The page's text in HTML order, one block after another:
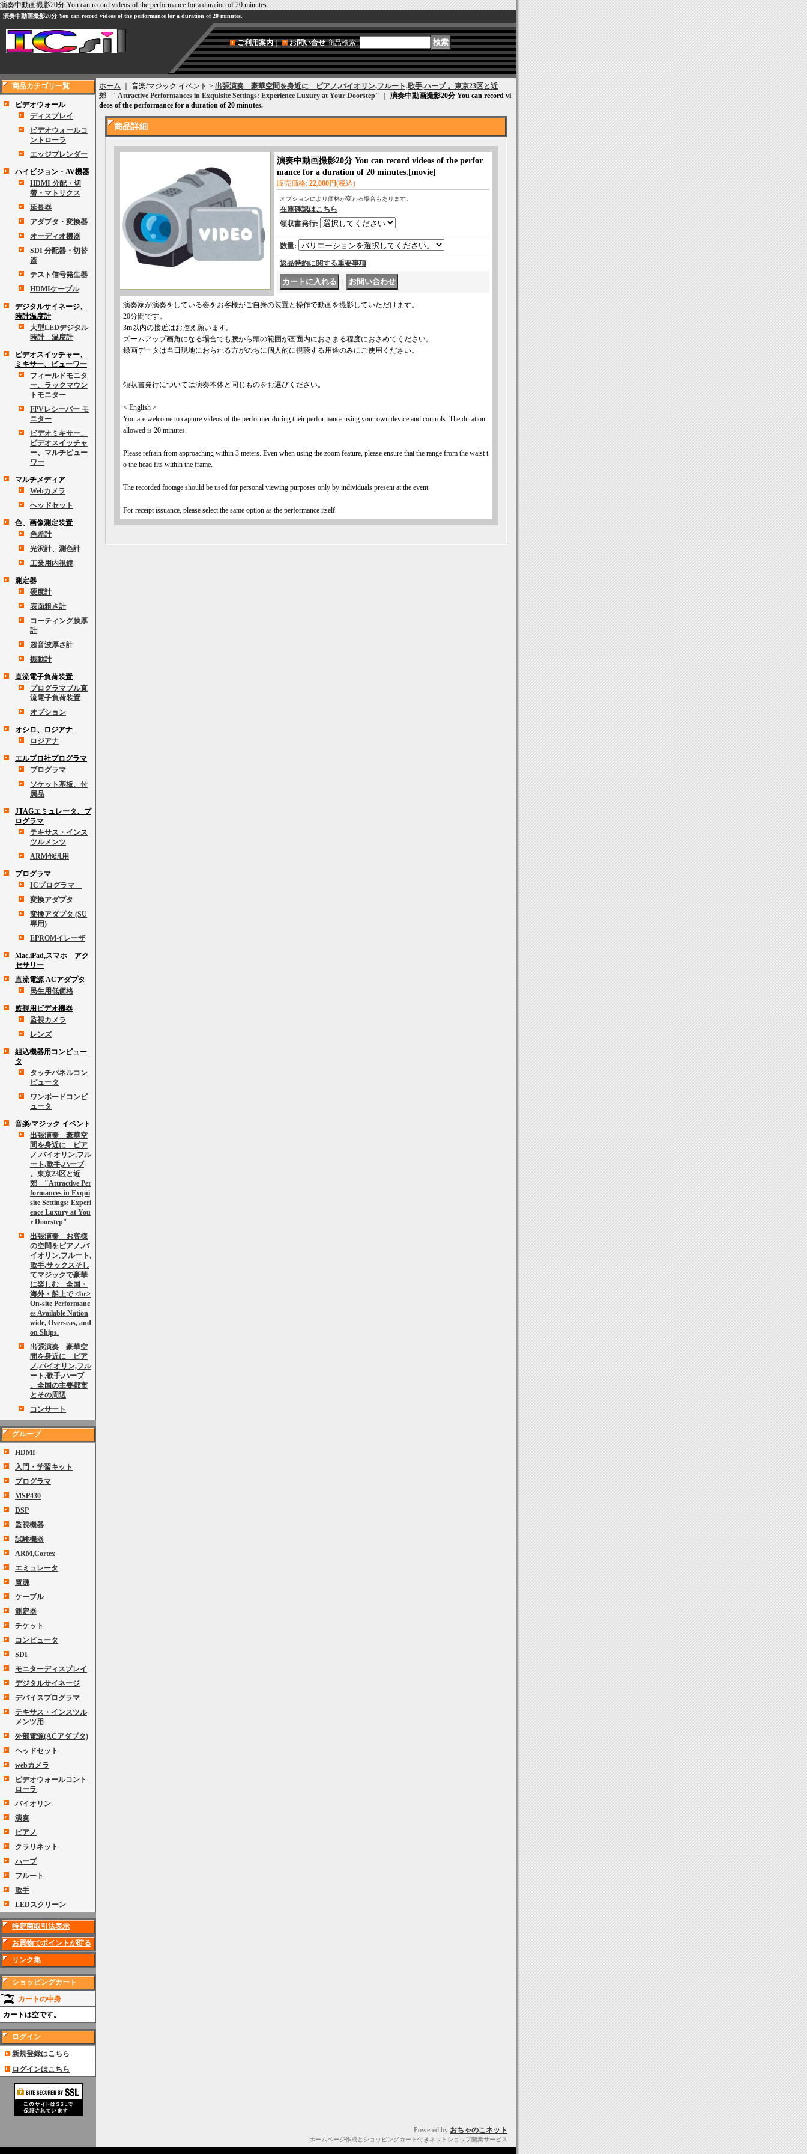
演奏中動画撮影20分 You can record videos of the performance for a duration of 20 minutes.
演奏中動画撮影20分 You can record videos of the performance for a duration of 20 minutes.
ご利用案内｜ お問い合せ 商品検索:
商品カテゴリ一覧
ビデオウォール
ディスプレイ
ビデオウォールコ
ントローラ
エッジブレンダー
ハイビジョン・AV機器
HDMI 分配・切
替・マトリクス
延長器
アダプタ・変換器
オーディオ機器
SDI 分配器・切替
器
テスト信号発生器
HDMIケーブル
デジタルサイネージ、
時計温度計
大型LEDデジタル
時計 温度計
ビデオスイッチャー、
ミキサー、ビューワー
フィールドモニタ
ー、ラックマウン
トモニター
FPVレシーバー モ
ニター
ビデオミキサー、
ビデオスイッチャ
ー、マルチビュー
ワー
マルチメディア
Webカメラ
ヘッドセット
色、画像測定装置
色差計
光沢計、測色計
工業用内視鏡
測定器
硬度計
表面粗さ計
コーティング膜厚
計
超音波厚さ計
振動計
直流電子負荷装置
プログラマブル直
流電子負荷装置
オプション
オシロ、ロジアナ
ロジアナ
エルプロ社プログラマ
プログラマ
ソケット基板、付
属品
JTAGエミュレータ、プ
ログラマ
テキサス・インス
ツルメンツ
ARM他汎用
プログラマ
ICプログラマ
変換アダプタ
変換アダプタ (SU
専用)
EPROMイレーザ
Mac,iPad,スマホ アク
セサリー
直流電源 ACアダプタ
民生用低価格
監視用ビデオ機器
監視カメラ
レンズ
組込機器用コンピュー
タ
タッチパネルコン
ピュータ
ワンボードコンピ
ュータ
音楽/マジック イベント
出張演奏 豪華空
間を身近に ピア
ノ,バイオリン,フル
ート,歌手,ハーブ
。東京23区と近
郊 "Attractive Per
formances in Exqui
site Settings: Experi
ence Luxury at You
r Doorstep"
出張演奏 お客様
の空間をピアノ,バ
イオリン,フルート,
歌手,サックスそし
てマジックで豪華
に楽しむ 全国・
海外・船上で <br>
On-site Performanc
es Available Nation
wide, Overseas, and
on Ships.
出張演奏 豪華空
間を身近に ピア
ノ,バイオリン,フル
ート,歌手,ハーブ
。全国の主要都市
とその周辺
コンサート
グループ
HDMI
入門・学習キット
プログラマ
MSP430
DSP
監視機器
試験機器
ARM,Cortex
エミュレータ
電源
ケーブル
測定器
チケット
コンピュータ
SDI
モニターディスプレイ
デジタルサイネージ
デバイスプログラマ
テキサス・インスツル
メンツ用
外部電源(ACアダプタ)
ヘッドセット
webカメラ
ビデオウォールコント
ローラ
バイオリン
演奏
ピアノ
クラリネット
ハープ
フルート
歌手
LEDスクリーン
特定商取引法表示
お買物でポイントが貯る
リンク集
ショッピングカート
カートの中身
カートは空です。
ログイン
新規登録はこちら
ログインはこちら
ホーム ｜ 音楽/マジック イベント > 出張演奏 豪華空間を身近に ピアノ,バイオリン,フルート,歌手,ハーブ 。東京23区と近
郊 "Attractive Performances in Exquisite Settings: Experience Luxury at Your Doorstep"
演奏中動画撮影20分 You can record vi
deos of the performance for a duration of 20 minutes.
商品詳細
演奏中動画撮影20分 You can record videos of the perfor
mance for a duration of 20 minutes. [movie]
販売価格: 22,000円(税込)
オプションにより価格が変わる場合もあります。
在庫確認はこちら
領収書発行:
数量:
返品特約に関する重要事項
演奏家が演奏をしている姿をお客様がご自身の装置と操作で動画を撮影していただけます。
20分間です。
3m以内の接近はお控え願います。
ズームアップ画角になる場合でも腰から頭の範囲が画面内におさまる程度におさめてください。
録画データは当日現地におられる方がのちに個人的に視聴する用途のみにご使用ください。
領収書発行については演奏本体と同じものをお選びください。
< English >
You are welcome to capture videos of the performer during their performance using your own device and controls. The duration
allowed is 20 minutes.
Please refrain from approaching within 3 meters. Even when using the zoom feature, please ensure that the range from the waist t
o the head fits within the frame.
The recorded footage should be used for personal viewing purposes only by individuals present at the event.
For receipt issuance, please select the same option as the performance itself.
Powered by おちゃのこネット
ホームページ作成とショッピングカート付きネットショップ開業サービス